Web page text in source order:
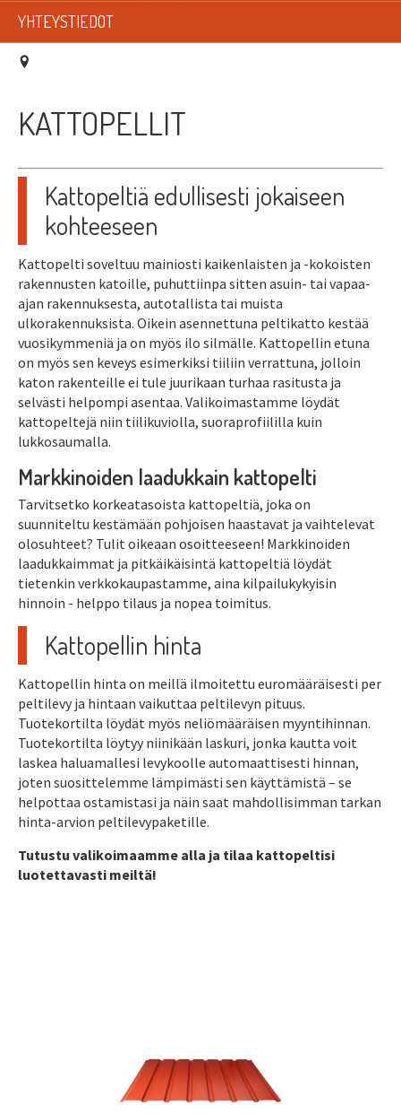
LISTAT
SADEVESIJÄRJESTELMÄT
KATTOLUUKUT JA KATTOLÄPIVIENNIT
TARVIKKEET
TARJOUSTUOTTEET
PYYDÄ TARJOUS ASENNUKSESTA
YHTEYSTIEDOT
KATTOPELLIT
Kattopeltiä edullisesti jokaiseen
kohteeseen
Kattopelti soveltuu mainiosti kaikenlaisten ja -kokoisten
rakennusten katoille, puhuttiinpa sitten asuin- tai vapaa-
ajan rakennuksesta, autotallista tai muista
ulkorakennuksista. Oikein asennettuna peltikatto kestää
vuosikymmeniä ja on myös ilo silmälle. Kattopellin etuna
on myös sen keveys esimerkiksi tiiliin verrattuna, jolloin
katon rakenteille ei tule juurikaan turhaa rasitusta ja
selvästi helpompi asentaa. Valikoimastamme löydät
kattopeltejä niin tiilikuviolla, suoraprofiililla kuin
lukkosaumalla.
Markkinoiden laadukkain kattopelti
Tarvitsetko korkeatasoista kattopeltiä, joka on
suunniteltu kestämään pohjoisen haastavat ja vaihtelevat
olosuhteet? Tulit oikeaan osoitteeseen! Markkinoiden
laadukkaimmat ja pitkäikäisintä kattopeltiä löydät
tietenkin verkkokaupastamme, aina kilpailukykyisin
hinnoin - helppo tilaus ja nopea toimitus.
Kattopellin hinta
Kattopellin hinta on meillä ilmoitettu euromääräisesti per
peltilevy ja hintaan vaikuttaa peltilevyn pituus.
Tuotekortilta löydät myös neliömääräisen myyntihinnan.
Tuotekortilta löytyy niinikään laskuri, jonka kautta voit
laskea haluamallesi levykoolle automaattisesti hinnan,
joten suosittelemme lämpimästi sen käyttämistä – se
helpottaa ostamistasi ja näin saat mahdollisimman tarkan
hinta-arvion peltilevypaketille.
Tutustu valikoimaamme alla ja tilaa kattopeltisi
luotettavasti meiltä!